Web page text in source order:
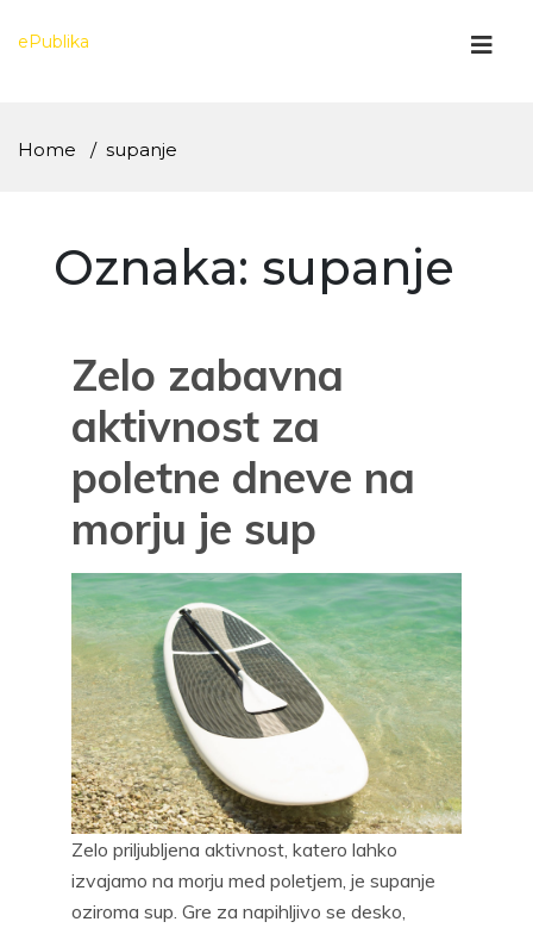
ePublika
Home supanje
Oznaka: supanje
Zelo zabavna
aktivnost za
poletne dneve na
morju je sup
Zelo priljubljena aktivnost, katero lahko
izvajamo na morju med poletjem, je supanje
oziroma sup. Gre za napihljivo se desko,